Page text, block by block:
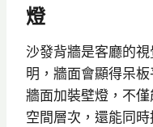
燈
沙發背牆是客廳的
明，牆面會顯得呆
牆面加裝壁燈，不
空間層次，還能同